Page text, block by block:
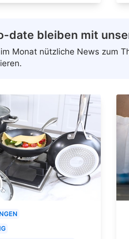
date bleiben mit
Monat nützliche News zum